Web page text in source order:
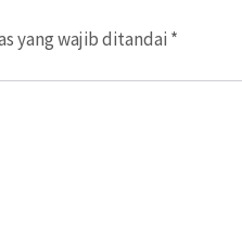
yang wajib ditandai *